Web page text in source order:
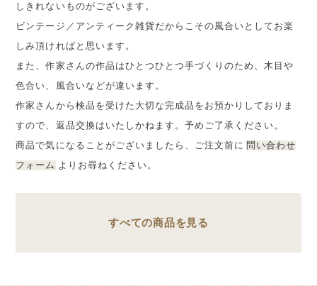
しきれないものがございます。
ビンテージ／アンティーク雑貨だからこその風合いとしてお楽
しみ頂ければと思います。
また、作家さんの作品はひとつひとつ手づくりのため、木目や
色合い、風合いなどが違います。
作家さんから検品を受けた大切な完成品をお預かりしておりま
すので、返品交換はいたしかねます。予めご了承ください。
商品で気になることがございましたら、ご注文前に 問い合わせ
フォーム よりお尋ねください。
すべての商品を見る